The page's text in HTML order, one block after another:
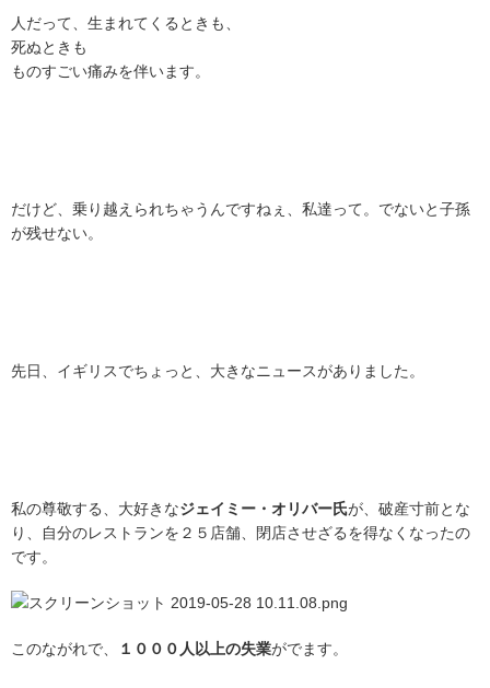
人だって、生まれてくるときも、
死ぬときも
ものすごい痛みを伴います。
だけど、乗り越えられちゃうんですねぇ、私達って。でないと子孫
が残せない。
先日、イギリスでちょっと、大きなニュースがありました。
私の尊敬する、大好きなジェイミー・オリバー氏が、破産寸前とな
り、自分のレストランを２５店舗、閉店させざるを得なくなったの
です。
このながれで、 １０００人以上の失業がでます。